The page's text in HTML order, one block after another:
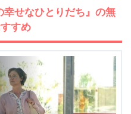
せなひとりだち』の無
すめ